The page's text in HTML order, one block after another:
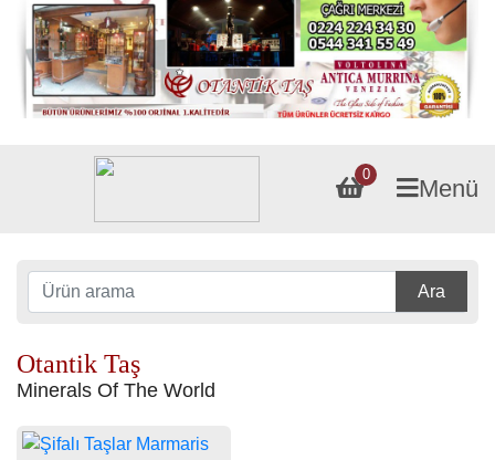
0
Menü
Ara
Otantik Taş
Minerals Of The World